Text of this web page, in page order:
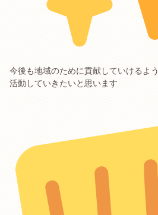
今後も地域のために貢献していけるよう
活動していきたいと思います